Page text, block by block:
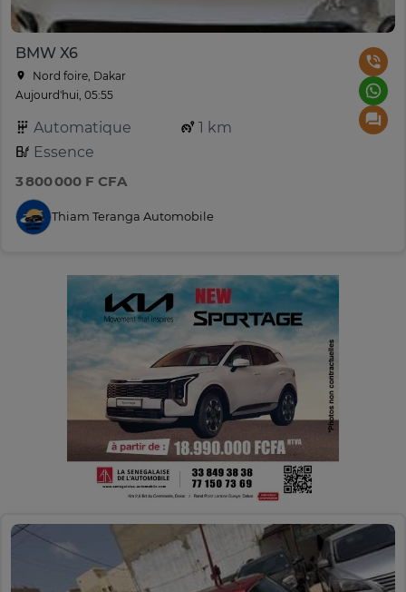
BMW X6
Nord foire, Dakar
Aujourd'hui, 05:55
Automatique
1 km
Essence
3 800 000 F CFA
Thiam Teranga Automobile